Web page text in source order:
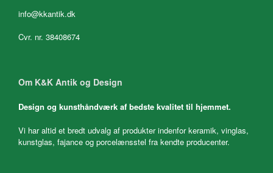
info@kkantik.dk
Cvr. nr. 38408674
Om K&K Antik og Design
Design og kunsthåndværk af bedste kvalitet til hjemmet.
Vi har altid et bredt udvalg af produkter indenfor keramik, vinglas,
kunstglas, fajance og porcelænsstel fra kendte producenter.